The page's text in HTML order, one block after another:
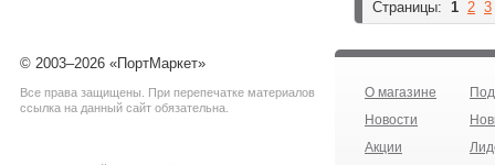
Страницы: 1 2 3
© 2003–2026 «ПортМаркет»
Все права защищены. При перепечатке материалов
ссылка на данный сайт обязательна.
О магазине
Новости
Акции